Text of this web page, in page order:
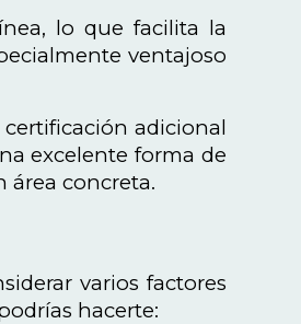
lo que facilita la
ventajoso
adicional
excelente forma de
concreta.
varios factores
hacerte: